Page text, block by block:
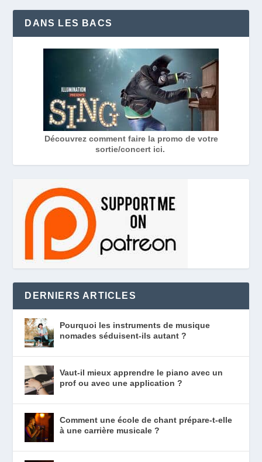
DANS LES BACS
Découvrez comment faire la promo de votre
sortie/concert ici.
DERNIERS ARTICLES
Pourquoi les instruments de musique
nomades séduisent-ils autant ?
Vaut-il mieux apprendre le piano avec un
prof ou avec une application ?
Comment une école de chant prépare-t-elle
à une carrière musicale ?